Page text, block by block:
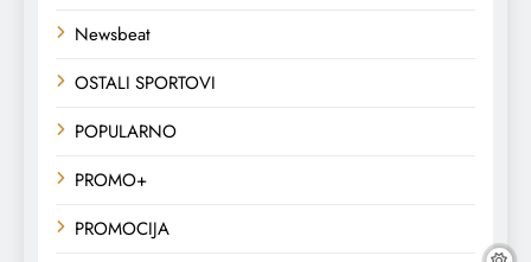
Newsbeat
OSTALI SPORTOVI
POPULARNO
PROMO+
PROMOCIJA